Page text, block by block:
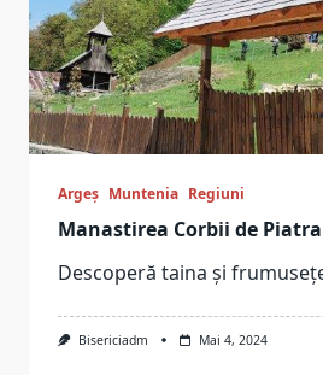
Argeș Muntenia Regiuni
Manastirea Corbii de Piatra
Descoperă taina și
Bisericiadm Mai 4, 2024